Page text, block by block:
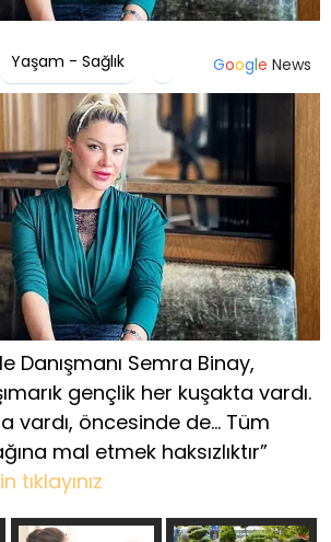
Yaşam - Sağlık Google News
Danışmanı Semra Binay,
gençlik her kuşakta vardı.
vardı, öncesinde de… Tüm
mal etmek haksızlıktır”
tıklayınız